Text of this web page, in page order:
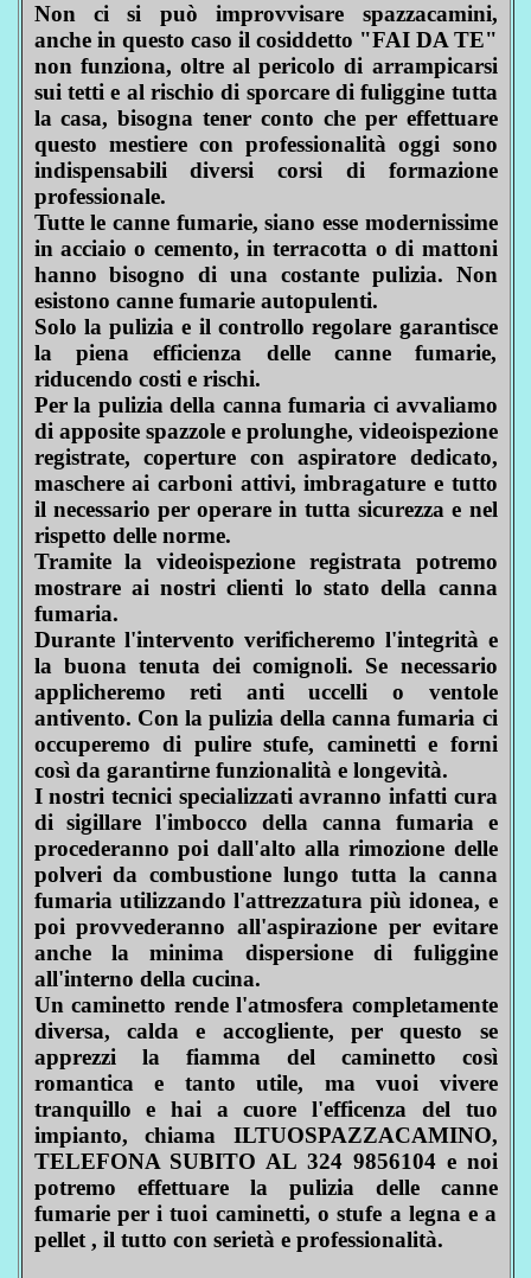
Non ci si può improvvisare spazzacamini,
anche in questo caso il cosiddetto "FAI DA TE"
non funziona, oltre al pericolo di arrampicarsi
sui tetti e al rischio di sporcare di fuliggine tutta
la casa, bisogna tener conto che per effettuare
questo mestiere con professionalità oggi sono
indispensabili diversi corsi di formazione
professionale.
Tutte le canne fumarie, siano esse modernissime
in acciaio o cemento, in terracotta o di mattoni
hanno bisogno di una costante pulizia. Non
esistono canne fumarie autopulenti.
Solo la pulizia e il controllo regolare garantisce
la piena efficienza delle canne fumarie,
riducendo costi e rischi.
Per la pulizia della canna fumaria ci avvaliamo
di apposite spazzole e prolunghe, videoispezione
registrate, coperture con aspiratore dedicato,
maschere ai carboni attivi, imbragature e tutto
il necessario per operare in tutta sicurezza e nel
rispetto delle norme.
Tramite la videoispezione registrata potremo
mostrare ai nostri clienti lo stato della canna
fumaria.
Durante l'intervento verificheremo l'integrità e
la buona tenuta dei comignoli. Se necessario
applicheremo reti anti uccelli o ventole
antivento. Con la pulizia della canna fumaria ci
occuperemo di pulire stufe, caminetti e forni
così da garantirne funzionalità e longevità.
I nostri tecnici specializzati avranno infatti cura
di sigillare l'imbocco della canna fumaria e
procederanno poi dall'alto alla rimozione delle
polveri da combustione lungo tutta la canna
fumaria utilizzando l'attrezzatura più idonea, e
poi provvederanno all'aspirazione per evitare
anche la minima dispersione di fuliggine
all'interno della cucina.
Un caminetto rende l'atmosfera completamente
diversa, calda e accogliente, per questo se
apprezzi la fiamma del caminetto così
romantica e tanto utile, ma vuoi vivere
tranquillo e hai a cuore l'efficenza del tuo
impianto, chiama ILTUOSPAZZACAMINO,
TELEFONA SUBITO AL 324 9856104 e noi
potremo effettuare la pulizia delle canne
fumarie per i tuoi caminetti, o stufe a legna e a
pellet , il tutto con serietà e professionalità.